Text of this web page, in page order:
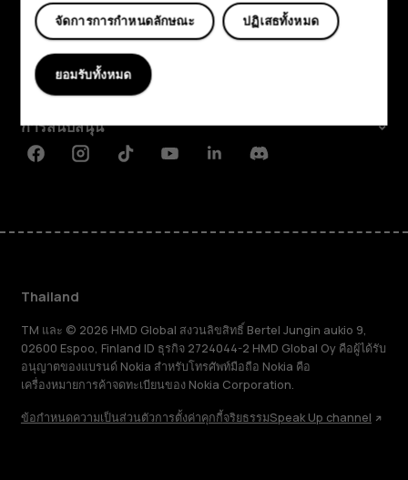
สำรวจ
เกี่ยวกับ
Planet and people
การสนับสนุน
FacebookInstagramTiktokYoutubeLinkedinDiscord
Thailand
TM และ © 2026 HMD Global สงวนลิขสิทธิ์ Bertel Jungin aukio 9,
02600 Espoo, Finland ID ธุรกิจ 2724044-2 HMD Global Oy คือผู้ได้รับ
อนุญาตของแบรนด์ Nokia สำหรับโทรศัพท์มือถือ Nokia คือ
เครื่องหมายการค้าจดทะเบียนของ Nokia Corporation.
ข้อกำหนดความเป็นส่วนตัวการตั้งค่าคุกกี้จริยธรรมSpeak Up channel
ปฏิเสธทั้งหมด
จัดการการกำหนดลักษณะ
ยอมรับทั้งหมด